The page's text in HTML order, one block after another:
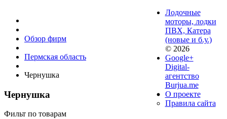
Обзор фирм
Пермская область
Чернушка
Чернушка
Фильт по товарам
Лодочные
моторы, лодки
ПВХ, Катера
(новые и б.у.)
© 2026
Google+
Digital-
агентство
Burjua.me
О проекте
Правила сайта